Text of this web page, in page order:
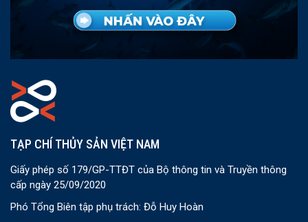
TẠP CHÍ THỦY SẢN VIỆT NAM
Giấy phép số 179/GP-TTĐT của Bộ thông tin và Truyền thông
cấp ngày 25/09/2020
Phó Tổng Biên tập phụ trách: Đỗ Huy Hoàn